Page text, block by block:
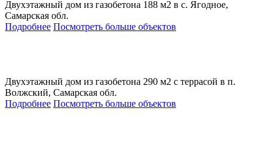
Двухэтажный дом из газобетона 188 м2 в с. Ягодное,
Самарская обл.
Подробнее Посмотреть больше объектов
Двухэтажный дом из газобетона 290 м2 с террасой в п.
Волжский, Самарская обл.
Подробнее Посмотреть больше объектов